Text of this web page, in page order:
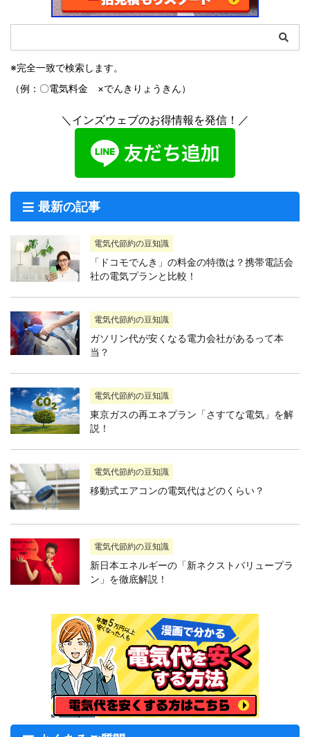
※完全一致で検索します。
（例：〇電気料金 ×でんきりょうきん）
＼インズウェブのお得情報を発信！／
最新の記事
電気代節約の豆知識
「ドコモでんき」の料金の特徴は？携帯電話会
社の電気プランと比較！
電気代節約の豆知識
ガソリン代が安くなる電力会社があるって本
当？
電気代節約の豆知識
東京ガスの再エネプラン「さすてな電気」を解
説！
電気代節約の豆知識
移動式エアコンの電気代はどのくらい？
電気代節約の豆知識
新日本エネルギーの「新ネクストバリュープラ
ン」を徹底解説！